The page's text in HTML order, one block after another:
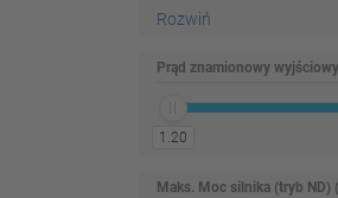
Rozwiń
Prąd znamionowy
1.20
Maks. Moc silnika (tryb ND)